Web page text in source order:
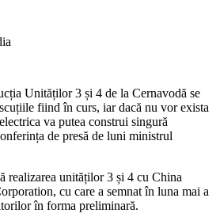
Unităților 3 și 4 de la Cernavodă se
fiind în curs, iar dacă nu vor exista
va putea construi singură
de presă de luni ministrul
realizarea unităților 3 și 4 cu China
cu care a semnat în luna mai a
în forma preliminară.